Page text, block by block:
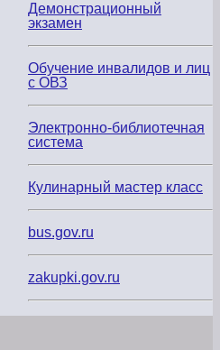
соседними
компьютерами.
Здравствуйте!
Добро
пожаловать
официальный
сайт
нашего
училища!
друзья!
Демонстрационный
экзамен
Обучение инвалидов и лиц
с ОВЗ
Электронно-библиотечная
система
Кулинарный мастер класс
bus.gov.ru
zakupki.gov.ru